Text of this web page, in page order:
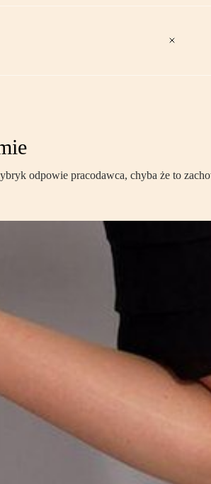
odpowie pracodawca, chyba że to